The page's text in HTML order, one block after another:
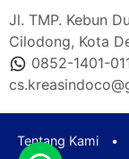
Jl. TMP. Kebun
Cilodong, Kota
0852-1401-
Tentang Kami •